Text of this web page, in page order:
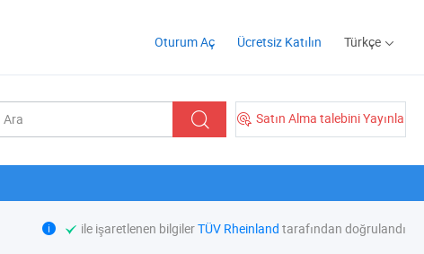
Oturum Aç Ücretsiz Katılın Türkçe
Satın Alma talebini Yayınla
ile işaretlenen bilgilerTÜV Rheinland tarafından doğrulandı